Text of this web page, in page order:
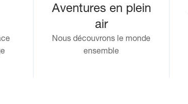
Aventures en plein
air
Nous découvrons le monde
ensemble